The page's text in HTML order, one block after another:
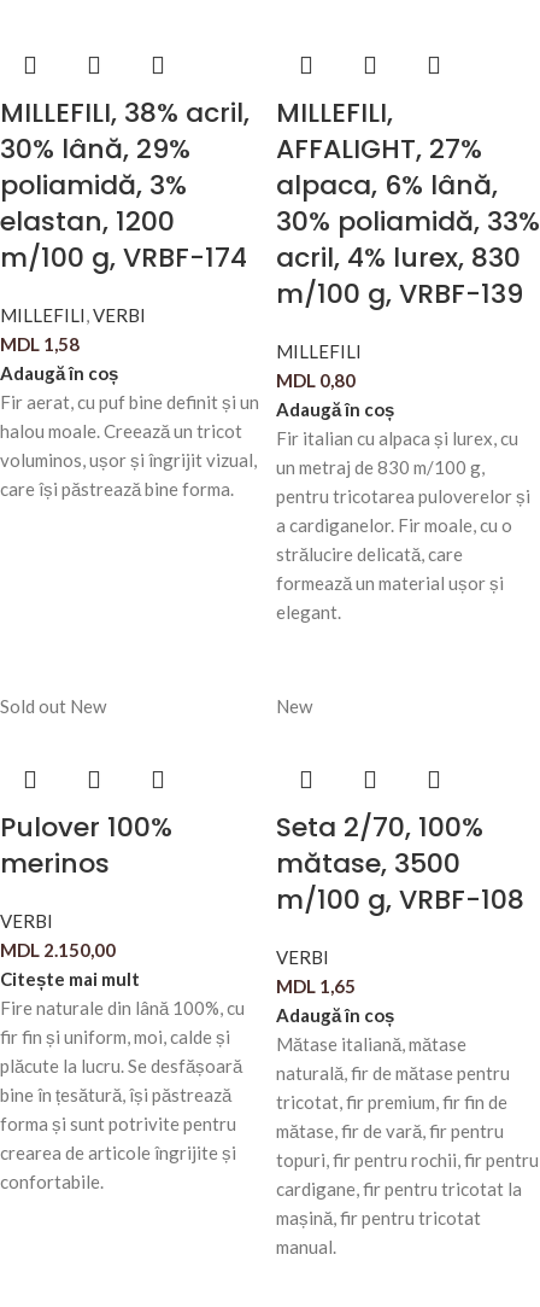
MILLEFILI, 38% acril,
30% lână, 29%
poliamidă, 3%
elastan, 1200
m/100 g, VRBF-174
MILLEFILI,VERBI
MDL 1,58
Adaugă în coș
Fir aerat, cu puf bine definit și un
halou moale. Creează un tricot
voluminos, ușor și îngrijit vizual,
care își păstrează bine forma.
MILLEFILI,
AFFALIGHT, 27%
alpaca, 6% lână,
30% poliamidă, 33%
acril, 4% lurex, 830
m/100 g, VRBF-139
MILLEFILI
MDL 0,80
Adaugă în coș
Fir italian cu alpaca și lurex, cu
un metraj de 830 m/100 g,
pentru tricotarea puloverelor și
a cardiganelor. Fir moale, cu o
strălucire delicată, care
formează un material ușor și
elegant.
Sold out New
Pulover 100%
merinos
VERBI
MDL 2.150,00
Citește mai mult
Fire naturale din lână 100%, cu
fir fin și uniform, moi, calde și
plăcute la lucru. Se desfășoară
bine în țesătură, își păstrează
forma și sunt potrivite pentru
crearea de articole îngrijite și
confortabile.
New
Seta 2/70, 100%
mătase, 3500
m/100 g, VRBF-108
VERBI
MDL 1,65
Adaugă în coș
Mătase italiană, mătase
naturală, fir de mătase pentru
tricotat, fir premium, fir fin de
mătase, fir de vară, fir pentru
topuri, fir pentru rochii, fir pentru
cardigane, fir pentru tricotat la
mașină, fir pentru tricotat
manual.